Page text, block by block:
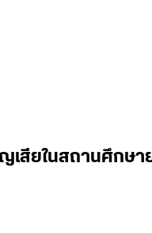
เสียในสถานศึกษ